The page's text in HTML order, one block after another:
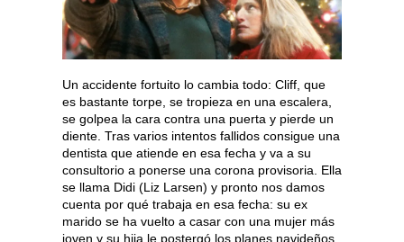
Un accidente fortuito lo cambia todo: Cliff, que
es bastante torpe, se tropieza en una escalera,
se golpea la cara contra una puerta y pierde un
diente. Tras varios intentos fallidos consigue una
dentista que atiende en esa fecha y va a su
consultorio a ponerse una corona provisoria. Ella
se llama Didi (Liz Larsen) y pronto nos damos
cuenta por qué trabaja en esa fecha: su ex
marido se ha vuelto a casar con una mujer más
joven y su hija le postergó los planes navideños.